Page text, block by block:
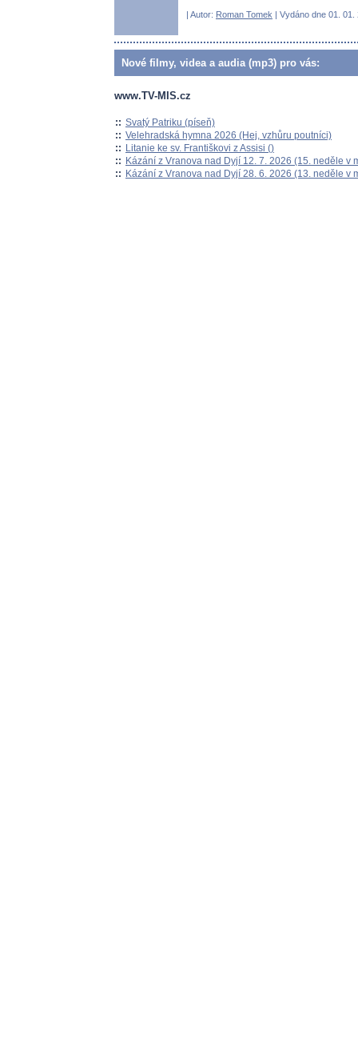
| Autor: Roman Tomek | Vydáno dne 01.
Nové filmy, videa a audia (mp3) pro vás:
www.TV-MIS.cz
:: Svatý Patriku (píseň)
:: Velehradská hymna 2026 (Hej, vzhůru poutníci)
:: Litanie ke sv. Františkovi z Assisi ()
:: Kázání z Vranova nad Dyjí 12. 7. 2026 (15. neděle v
:: Kázání z Vranova nad Dyjí 28. 6. 2026 (13. neděle v